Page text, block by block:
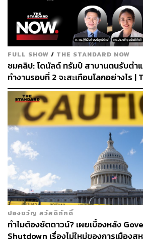
สำหรับขีปนาวุธที่ทดลองในช่วงเกือบ
ตั้งแต่ขีปนาวุธที่ใช้งานได้แล้ว ไปจนถึง
ช่วงทดลอง นอกจากนี้ยังมีพิสัยการยิง
ขีปนาวุธที่เกาหลีเหนือครอบครองใน
พิสัยใกล้ (ต่ำกว่า 1,000 กิโลเมตร) อัน
ขีปนาวุธพิสัยกลาง (1,000-3,000 กิโลเ
ขีปนาวุธฮวาซอง พุกกุกซอง และโนด
กลาง (3,000-5,500 กิโลเมตร) อันได้แ
และฮวาซอง-12, ขีปนาวุธข้ามทวีป (มา
กิโลเมตร) อันได้แก่ ขีปนาวุธฮวาซอง-
รวมถึงขีปนาวุธที่ยิงจากเรือดำน้ำ อันไ
ด้วย
FULL SHOW / THE STANDARD NOW
ชมคลิป: โดนัลด์ ทรัมป์ สาบานตนรับตำ
ทำงานรอบที่ 2 จะสะเทือนโลกอย่างไร |
NOW
ปองขวัญ สวัสดิภักดิ์
ทำไมต้องชัตดาวน์? เผยเบื้องหลัง
Shutdown เรื่องไม่ใหม่ของการเมืองส